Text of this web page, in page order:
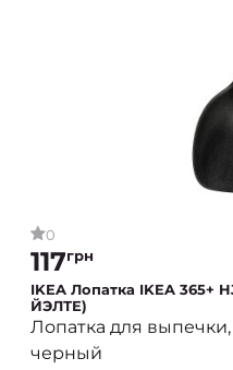
0
117грн
IKEA Лопатка IKEA 365+
ЙЭЛТЕ)
Лопатка для
черный